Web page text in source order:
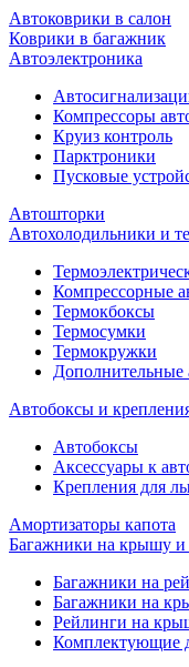
Автоковрики в салон
Коврики в багажник
Автоэлектроника
Компрессоры
Круиз контроль
Парктроники
Пусковые
Автошторки
Автохолодильники и
Компрессорные
Термокбоксы
Термосумки
Термокружки
Дополнительные
Автобоксы и
Автобоксы
Аксессуары к
Крепления для
Амортизаторы капота
Багажники на крышу и
Багажники на
Багажники на
Рейлинги на
Комплектующие